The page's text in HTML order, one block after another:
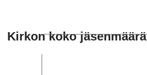
Kirkon koko jäsenmäärä